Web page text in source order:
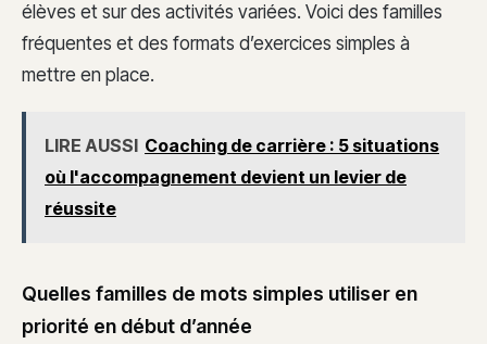
élèves et sur des activités variées. Voici des familles
fréquentes et des formats d’exercices simples à
mettre en place.
LIRE AUSSI Coaching de carrière : 5 situations
où l'accompagnement devient un levier de
réussite
Quelles familles de mots simples utiliser en
priorité en début d’année